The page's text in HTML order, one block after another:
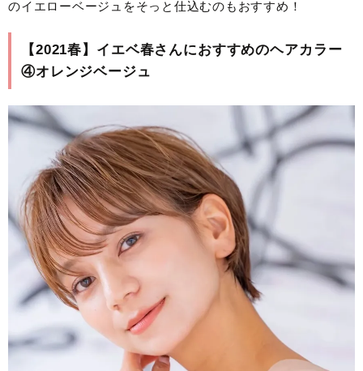
のイエローベージュをそっと仕込むのもおすすめ！
【2021春】イエベ春さんにおすすめのヘアカラー
④オレンジベージュ